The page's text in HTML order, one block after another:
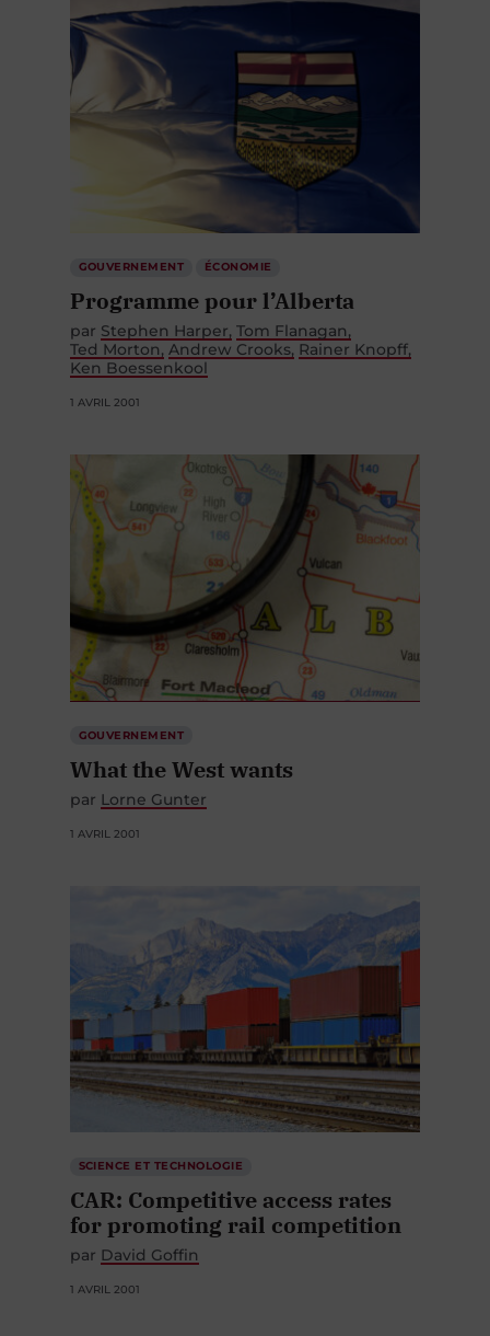
GOUVERNEMENT ÉCONOMIE
Programme pour l’Alberta
par Stephen Harper Tom Flanagan
Ted Morton Andrew Crooks Rainer Knopff
Ken Boessenkool
1 AVRIL 2001
GOUVERNEMENT
What the West wants
par Lorne Gunter
1 AVRIL 2001
SCIENCE ET TECHNOLOGIE
CAR: Competitive access rates
for promoting rail competition
par David Goffin
1 AVRIL 2001